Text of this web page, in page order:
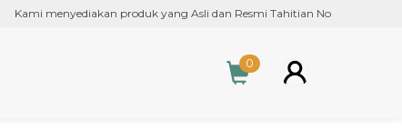
Kami menyediakan produk yang Asli dan Resmi Tahitian Noni Liquid
0